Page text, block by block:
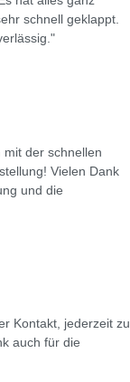
schnell geklappt.
der schnellen
Vielen Dank
und die
Kontakt, jederzeit zu
auch für die